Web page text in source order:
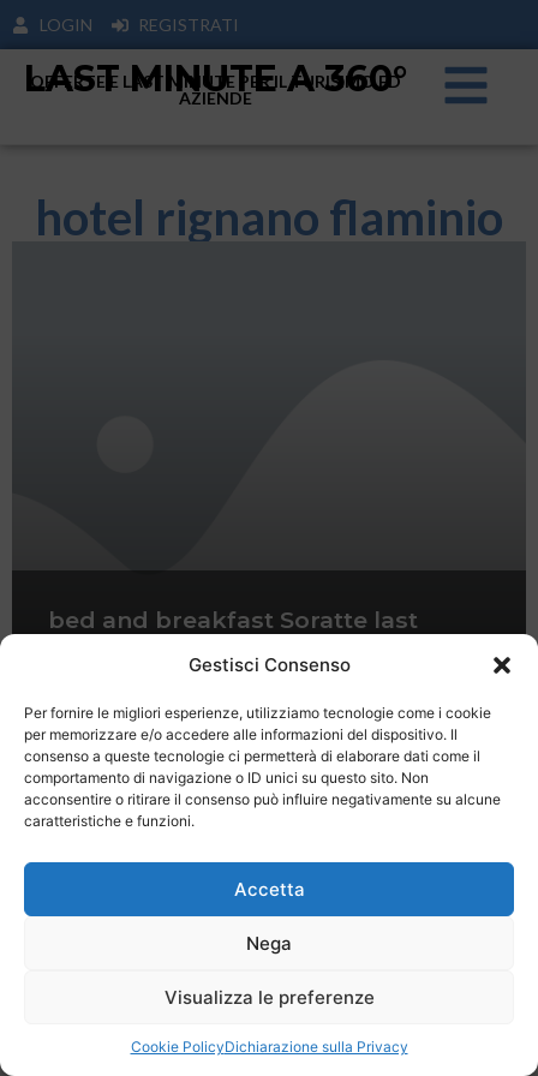
Gestisci Consenso
Per fornire le migliori esperienze, utilizziamo tecnologie come i cookie
per memorizzare e/o accedere alle informazioni del dispositivo. Il
consenso a queste tecnologie ci permetterà di elaborare dati come il
comportamento di navigazione o ID unici su questo sito. Non
acconsentire o ritirare il consenso può influire negativamente su alcune
caratteristiche e funzioni.
Accetta
Nega
Visualizza le preferenze
Cookie PolicyDichiarazione sulla Privacy
LOGIN REGISTRATI
LAST MINUTE A 360°
OFFERTE E LAST MINUTE PER IL TURISIMO ED
AZIENDE
hotel rignano flaminio
bed and breakfast Soratte last
Last Minute
Registrati Contatti
SPECIALE LAST MINUTE - SH WEB